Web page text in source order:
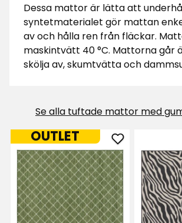
Dessa mattor är lätta att
syntetmaterialet gör mattan
av och hålla ren från fläckar.
maskintvätt 40 °C. Mattorna går
skölja av, skumtvätta och
Se alla tuftade mattor med
OUTLET
Lägg
till
Matta
Alex
i
favoriter